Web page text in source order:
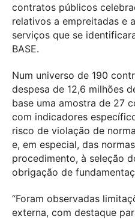
contratos públicos
relativos a empreitadas e
serviços que se
BASE.
Num universo de 190
despesa de 12,6 milhões
base uma amostra de 27
com indicadores
risco de violação de
e, em especial, das
procedimento, à seleção
obrigação de
“Foram observadas
externa, com destaque